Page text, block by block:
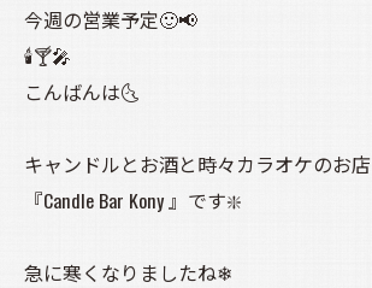
今週の営業予定🙂📢
🕯️🍸️🎤
こんばんは🌜️
キャンドルとお酒と時々カラオケのお店
『Candle Bar Kony 』です❇️
急に寒くなりましたね❄